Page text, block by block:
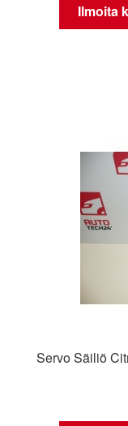
Ilmoita
Servo Säiliö